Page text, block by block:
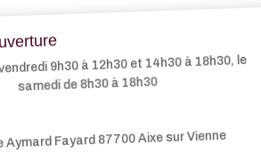
9h30 à 12h30 et 14h30 à 18h30, le
samedi de 8h30 à 18h30
Aymard Fayard 87700 Aixe sur Vienne